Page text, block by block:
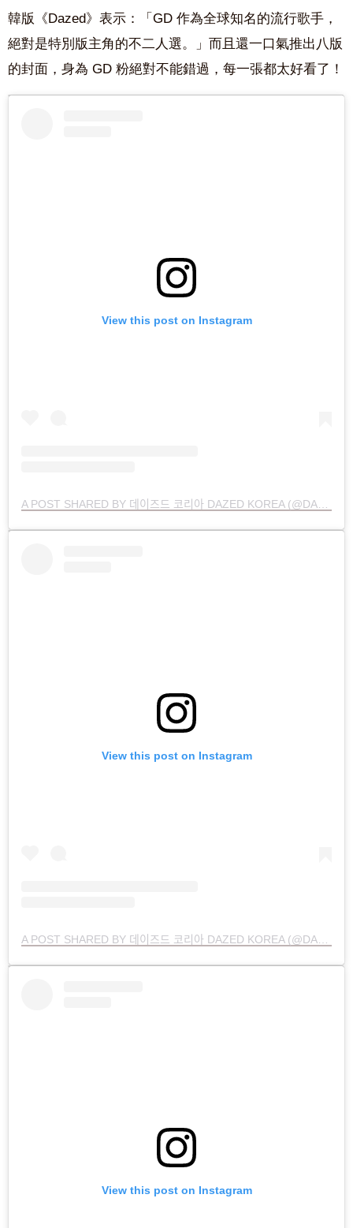
韓版《Dazed》表示：
「GD 作為全球知名的流行歌手，
絕對是特別版主角的不二人選。」 而且還一口氣推出八版
的封面，身為 GD 粉絕對不能錯過，每一張都太好看了！
View this post on Instagram
View this post on Instagram
View this post on Instagram